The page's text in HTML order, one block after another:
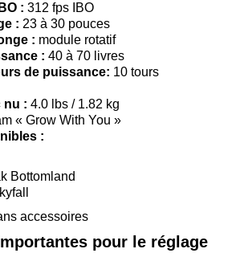
: 312 fps IBO
: 23 à 30 pouces
: module rotatif
: 40 à 70 livres
de puissance: 10 tours
nu : 4.0 lbs / 1.82 kg
« Grow With You »
:
Bottomland
accessoires
pour le réglage